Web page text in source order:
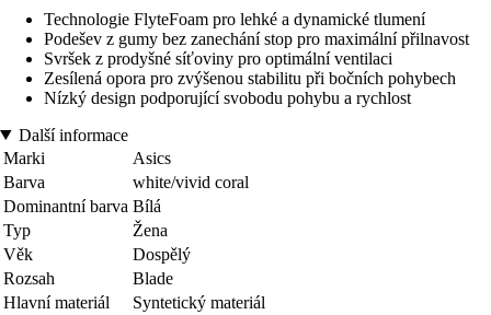
Technologie FlyteFoam pro lehké a dynamické tlumení
Podešev z gumy bez zanechání stop pro maximální přilnavost
Svršek z prodyšné síťoviny pro optimální ventilaci
Zesílená opora pro zvýšenou stabilitu při bočních pohybech
Nízký design podporující svobodu pohybu a rychlost
Další informace
Marki
Asics
Barva
white/vivid coral
Dominantní barva Bílá
Typ
Žena
Věk
Dospělý
Rozsah
Blade
Hlavní materiál
Syntetický materiál